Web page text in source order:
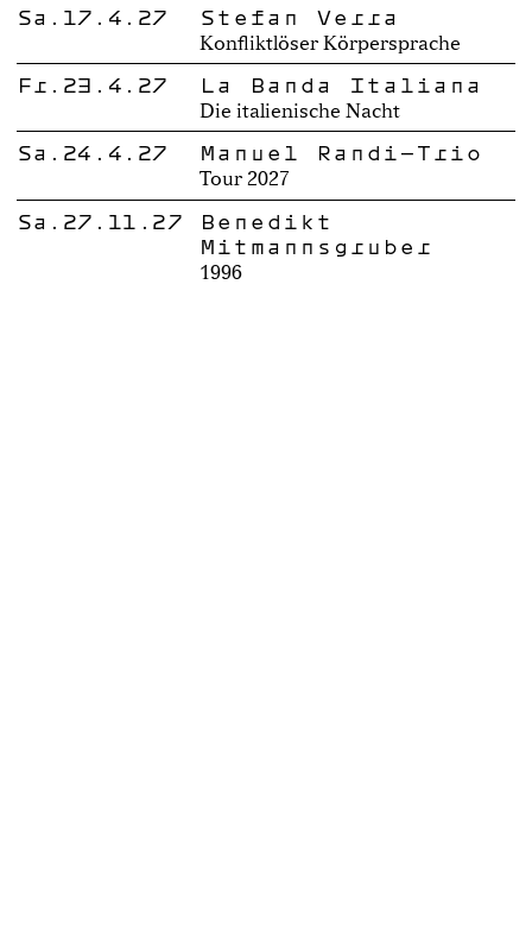
Sa.17.4.27 Stefan Verra
Konfliktlöser Körpersprache
Fr.23.4.27 La Banda Italiana
Die italienische Nacht
Sa.24.4.27 Manuel Randi-Trio
Tour 2027
Sa.27.11.27
Benedikt
Mitmannsgruber
1996